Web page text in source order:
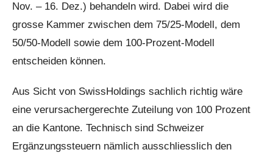
Nov. – 16. Dez.) behandeln wird. Dabei wird die
grosse Kammer zwischen dem 75/25-Modell, dem
50/50-Modell sowie dem 100-Prozent-Modell
entscheiden können.
Aus Sicht von SwissHoldings sachlich richtig wäre
eine verursachergerechte Zuteilung von 100 Prozent
an die Kantone. Technisch sind Schweizer
Ergänzungssteuern nämlich ausschliesslich den